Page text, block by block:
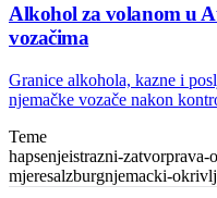
Alkohol za volanom u
vozačima
Granice alkohola, kazne i
njemačke vozače nakon
Teme
hapsenjeistrazni-zatvorprava-
mjeresalzburgnjemacki-